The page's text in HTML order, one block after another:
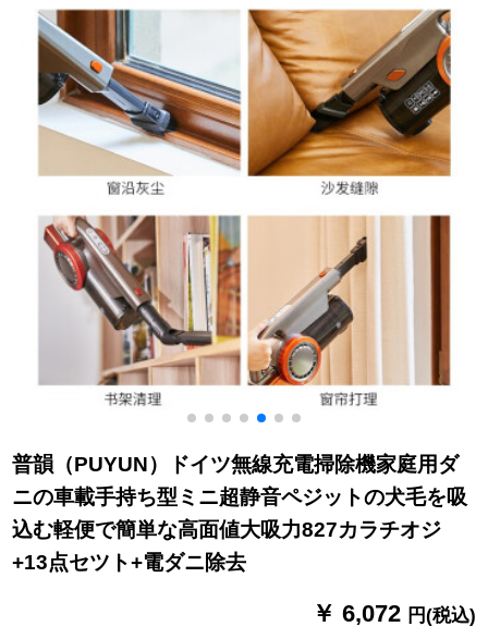
除機工業軍グリン
消耗材がないので大
掃除機の無線タグは
全黒グリンです。
普韻（PUYUN）ドイツ無線充電掃除機家庭用ダ
ニの車載手持ち型ミニ超静音ペジットの犬毛を吸
込む軽便で簡単な高面値大吸力827カラチオジ
+13点セツト+電ダニ除去
￥ 6,072 円(税込)